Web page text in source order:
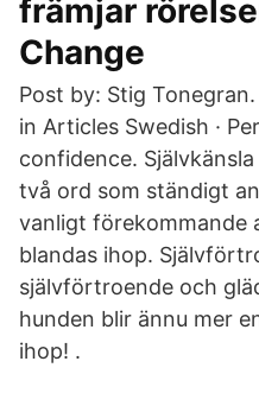
främjar
Change
Post by: Stig
in Articles Swedish ·
confidence.
två ord som ständigt
vanligt förekommande
blandas ihop.
självförtroende och
hunden blir ännu mer
ihop! ​​.